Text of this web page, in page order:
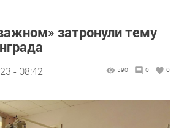
затронули тему
- 08:42 590 0 0